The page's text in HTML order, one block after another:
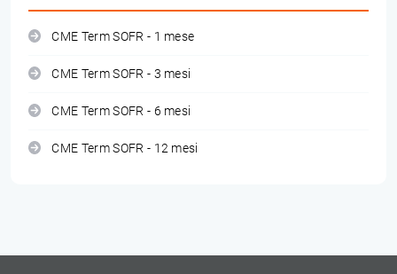
CME Term SOFR - 1 mese
CME Term SOFR - 3 mesi
CME Term SOFR - 6 mesi
CME Term SOFR - 12 mesi